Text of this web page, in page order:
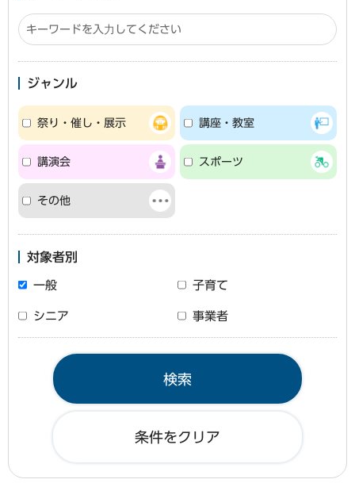
ジャンル
祭り・催し・展示 講座・教室
講演会 スポーツ
その他
対象者別
一般 子育て
シニア 事業者
条件をクリア